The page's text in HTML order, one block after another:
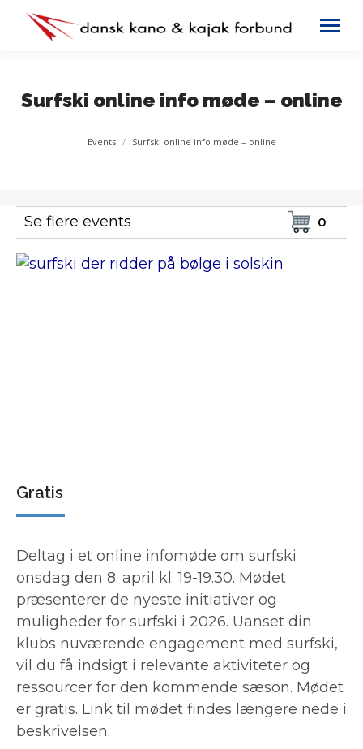
Surfski online info møde – online
You are here:
Events Surfski online info møde – online
Se flere events 0
Gratis
Deltag i et online infomøde om surfski
onsdag den 8. april kl. 19-19.30. Mødet
præsenterer de nyeste initiativer og
muligheder for surfski i 2026. Uanset din
klubs nuværende engagement med surfski,
vil du få indsigt i relevante aktiviteter og
ressourcer for den kommende sæson. Mødet
er gratis. Link til mødet findes længere nede i
beskrivelsen.